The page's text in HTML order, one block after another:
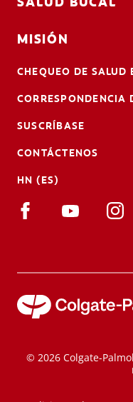
MISIÓN
CHEQUEO DE SALUD
CORRESPONDENCIA
SUSCRÍBASE
CONTÁCTENOS
HN (ES)
© 2026 Colgate-